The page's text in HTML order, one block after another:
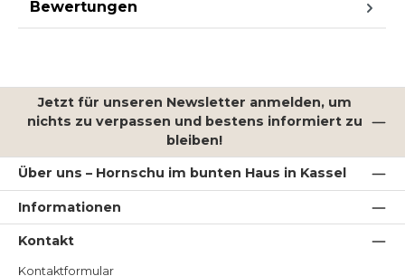
Bewertungen
Jetzt für unseren Newsletter anmelden, um
nichts zu verpassen und bestens informiert zu
bleiben!
Über uns – Hornschu im bunten Haus in Kassel
Informationen
Kontakt
Kontaktformular